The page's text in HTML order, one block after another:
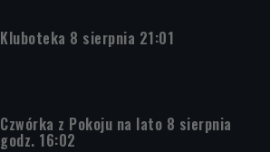
Kluboteka 8 sierpnia 21:01
Czwórka z Pokoju na lato 8 sierpnia
godz. 16:02